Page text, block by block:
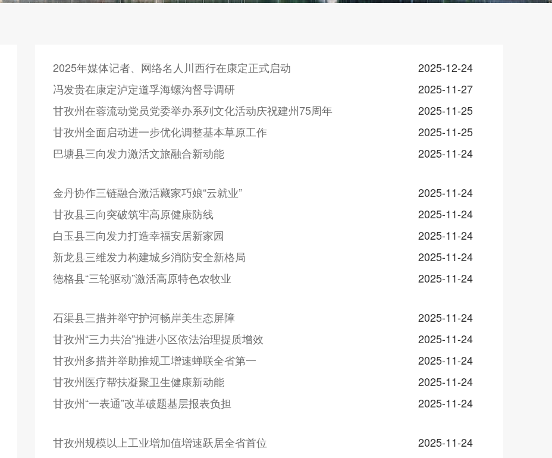
2025年媒体记者、网络名人川西行在康定正式启动
2025-12-24
冯发贵在康定泸定道孚海螺沟督导调研
2025-11-27
甘孜州在蓉流动党员党委举办系列文化活动庆祝建州75周年
2025-11-25
甘孜州全面启动进一步优化调整基本草原工作
2025-11-25
巴塘县三向发力激活文旅融合新动能
2025-11-24
金丹协作三链融合激活藏家巧娘“云就业”
2025-11-24
甘孜县三向突破筑牢高原健康防线
2025-11-24
白玉县三向发力打造幸福安居新家园
2025-11-24
新龙县三维发力构建城乡消防安全新格局
2025-11-24
德格县“三轮驱动”激活高原特色农牧业
2025-11-24
石渠县三措并举守护河畅岸美生态屏障
2025-11-24
甘孜州“三力共治”推进小区依法治理提质增效
2025-11-24
甘孜州多措并举助推规工增速蝉联全省第一
2025-11-24
甘孜州医疗帮扶凝聚卫生健康新动能
2025-11-24
甘孜州“一表通”改革破题基层报表负担
2025-11-24
甘孜州规模以上工业增加值增速跃居全省首位
2025-11-24